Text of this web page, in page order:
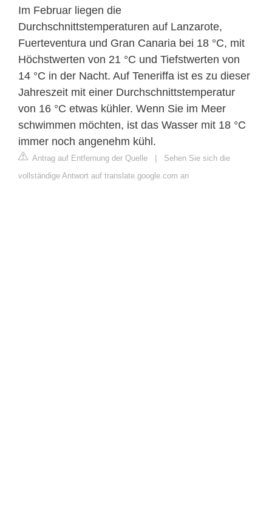
Im Februar liegen die
Durchschnittstemperaturen auf Lanzarote,
Fuerteventura und Gran Canaria bei 18 °C, mit
Höchstwerten von 21 °C und Tiefstwerten von
14 °C in der Nacht. Auf Teneriffa ist es zu dieser
Jahreszeit mit einer Durchschnittstemperatur
von 16 °C etwas kühler. Wenn Sie im Meer
schwimmen möchten, ist das Wasser mit 18 °C
immer noch angenehm kühl.
Antrag auf Entfernung der Quelle | Sehen Sie sich die
vollständige Antwort auf translate.google.com an